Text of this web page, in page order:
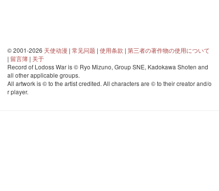
© 2001-2026 天使动漫 | 常见问题 | 使用条款 | 第三者の著作物の使用について
| 留言簿 | 关于
Record of Lodoss War is © Ryo Mizuno, Group SNE, Kadokawa Shoten and
all other applicable groups.
All artwork is © to the artist credited. All characters are © to their creator and/o
r player.